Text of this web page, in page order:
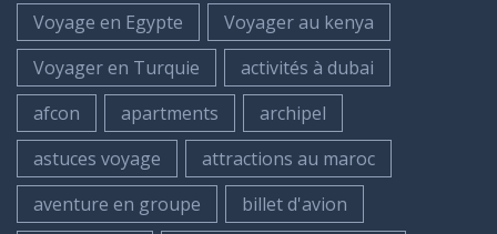
Voyage en Egypte
Voyager au kenya
Voyager en Turquie
activités à dubai
afcon
apartments
archipel
astuces voyage
attractions au maroc
aventure en groupe
billet d'avion